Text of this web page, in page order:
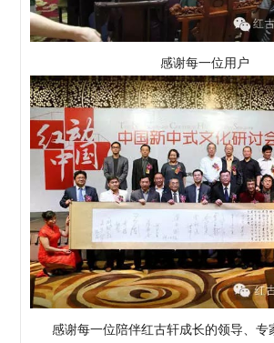
感谢每一位用户
感谢每一位陪伴红古轩成长的领导、专